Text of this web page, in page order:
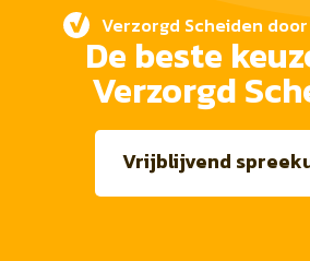
Verzorgd Scheiden
De beste
Verzorgd
Vrijblijvend